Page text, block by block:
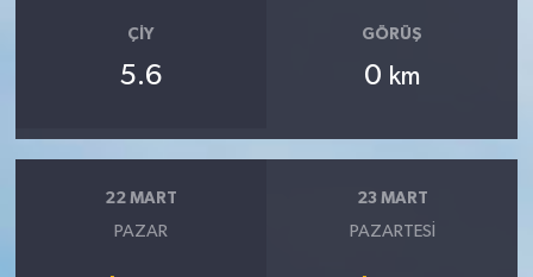
ÇIY
5.6
GÖRÜŞ
0 km
22 MART
PAZAR
23 MART
PAZARTESI